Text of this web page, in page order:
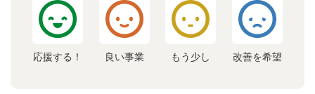
応援する！ 良い事業 もう少し 改善を希望